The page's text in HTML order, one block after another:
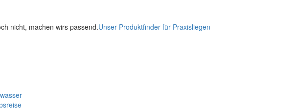
nicht, machen wirs passend.Unser Produktfinder für Praxisliegen